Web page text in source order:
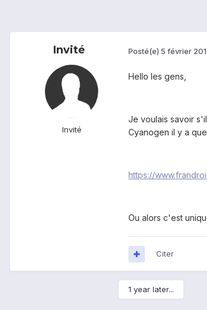
Invité
Invité
Posté(e) 5 février
Hello les gens,
Je voulais savoir
Cyanogen il y a
https://
Ou alors c'est
Citer
1 year later...